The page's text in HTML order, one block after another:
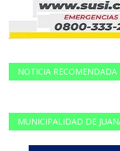
NOTICIA RECOMENDADA
MUNICIPALIDAD DE